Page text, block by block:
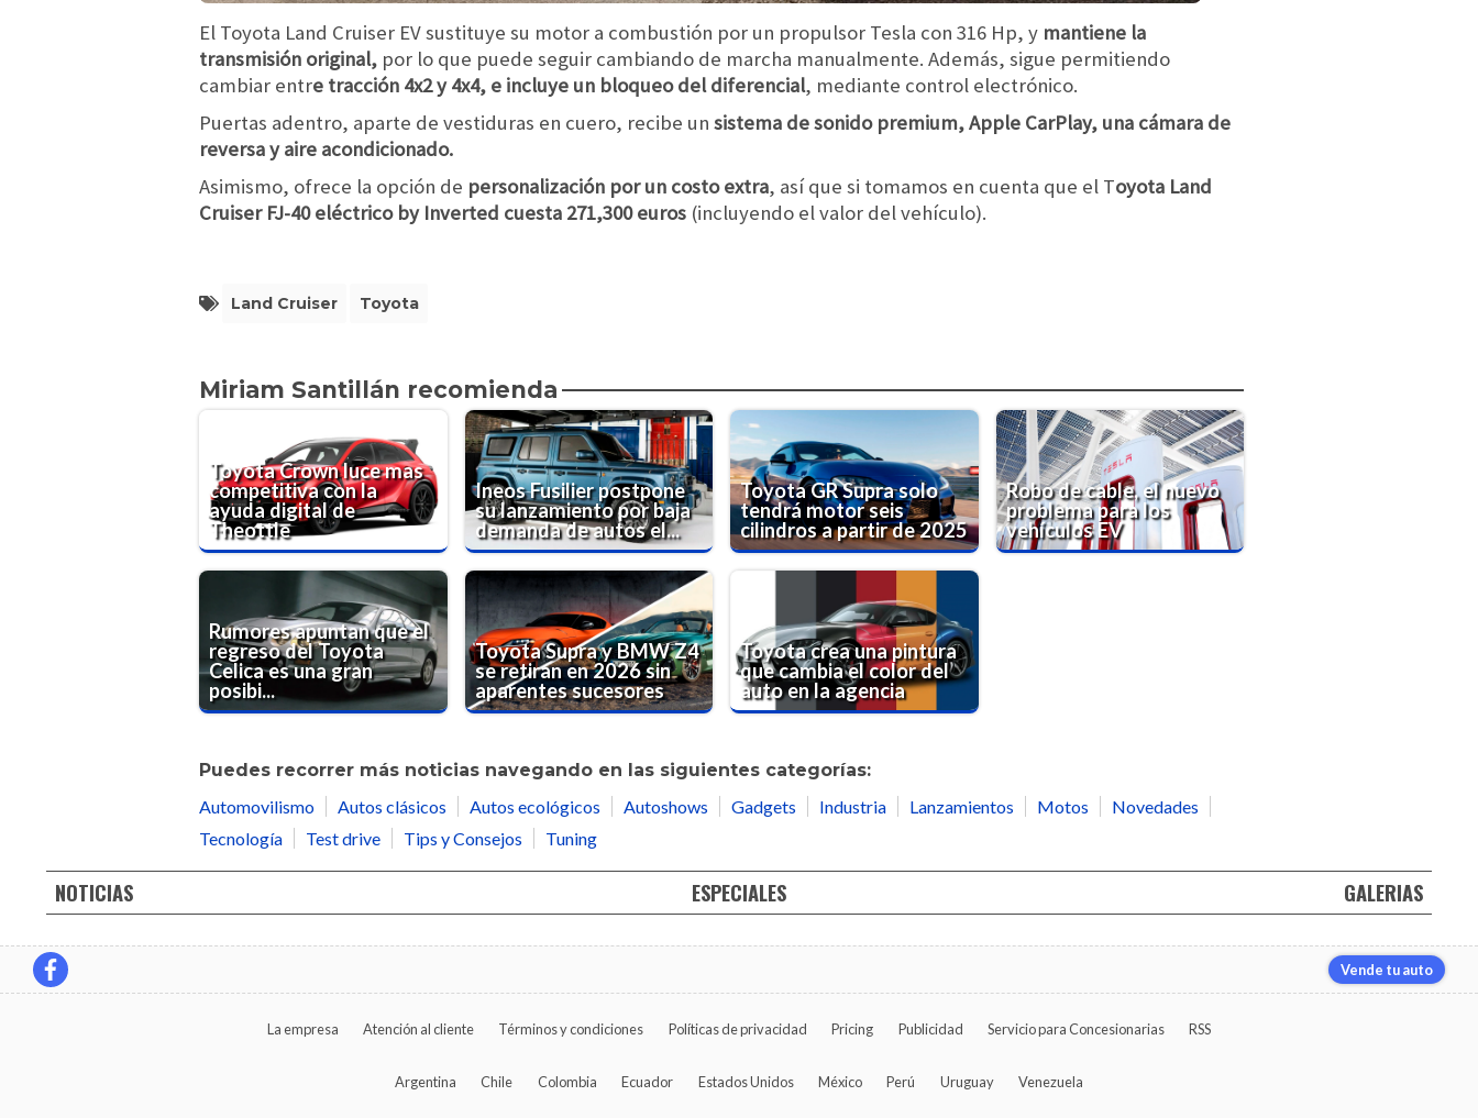
El Toyota Land Cruiser EV sustituye su motor a combustión por un propulsor Tesla con 316 Hp, y mantiene la
transmisión original, por lo que puede seguir cambiando de marcha manualmente. Además, sigue permitiendo
cambiar entre tracción 4x2 y 4x4, e incluye un bloqueo del diferencial, mediante control electrónico.
Puertas adentro, aparte de vestiduras en cuero, recibe un sistema de sonido premium, Apple CarPlay, una cámara de
reversa y aire acondicionado.
Asimismo, ofrece la opción de personalización por un costo extra, así que si tomamos en cuenta que el Toyota Land
Cruiser FJ-40 eléctrico by Inverted cuesta 271,300 euros (incluyendo el valor del vehículo).
Land Cruiser Toyota
Miriam Santillán recomienda
Toyota Crown luce mas
competitiva con la
ayuda digital de
Theottle
Ineos Fusilier postpone
su lanzamiento por baja
demanda de autos el...
Toyota GR Supra solo
tendrá motor seis
cilindros a partir de 2025
Robo de cable, el nuevo
problema para los
vehículos EV
Rumores apuntan que el
regreso del Toyota
Celica es una gran
posibi...
Toyota Supra y BMW Z4
se retiran en 2026 sin
aparentes sucesores
Toyota crea una pintura
que cambia el color del
auto en la agencia
Puedes recorrer más noticias navegando en las siguientes categorías:
Automovilismo
Autos clásicos Autos ecológicos Autoshows Gadgets Industria Lanzamientos Motos
Novedades
Tecnología
Test drive Tips y Consejos Tuning
NOTICIAS ESPECIALES GALERIAS
Vende tu auto
La empresa Atención al cliente Términos y condiciones Políticas de privacidad Pricing Publicidad Servicio para Concesionarias RSS
Argentina Chile Colombia Ecuador Estados Unidos México Perú Uruguay Venezuela